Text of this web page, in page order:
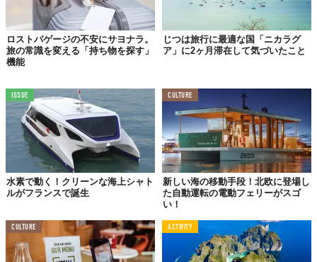
ロストバゲージの不安にサヨナラ。
旅の常識を変える「持ち物を探す」
機能
じつは旅行に最適な国「ニカラグ
ア」に2ヶ月滞在して気づいたこと
ISSUE
水素で動く！クリーンな海上シャト
ルがフランスで誕生
CULTURE
新しい海の移動手段！北欧に登場し
た自動運転の電動フェリーがスゴ
い！
CULTURE ACTIVITY